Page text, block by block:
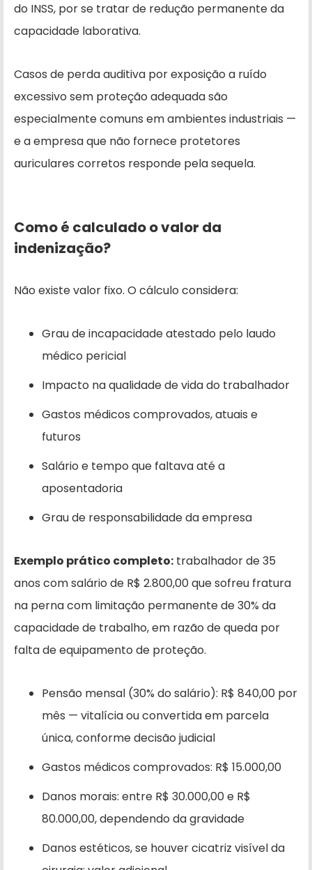
do INSS, por se tratar de redução permanente da
capacidade laborativa.
Casos de perda auditiva por exposição a ruído
excessivo sem proteção adequada são
especialmente comuns em ambientes industriais —
e a empresa que não fornece protetores
auriculares corretos responde pela sequela.
Como é calculado o valor da
indenização?
Não existe valor fixo. O cálculo considera:
Grau de incapacidade atestado pelo laudo
médico pericial
Impacto na qualidade de vida do trabalhador
Gastos médicos comprovados, atuais e
futuros
Salário e tempo que faltava até a
aposentadoria
Grau de responsabilidade da empresa
Exemplo prático completo: trabalhador de 35
anos com salário de R$ 2.800,00 que sofreu fratura
na perna com limitação permanente de 30% da
capacidade de trabalho, em razão de queda por
falta de equipamento de proteção.
Pensão mensal (30% do salário): R$ 840,00 por
mês — vitalícia ou convertida em parcela
única, conforme decisão judicial
Gastos médicos comprovados: R$ 15.000,00
Danos morais: entre R$ 30.000,00 e R$
80.000,00, dependendo da gravidade
Danos estéticos, se houver cicatriz visível da